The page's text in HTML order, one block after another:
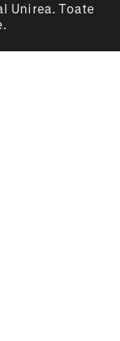
Unirea. Toate